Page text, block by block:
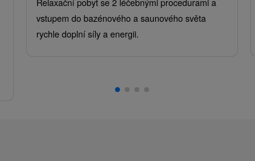
vstupem do bazénového a saunového světa
rychle doplní síly a energii.